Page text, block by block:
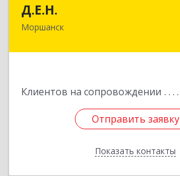
Д.Е.Н.
Моршанск
Клиентов на сопровождении
Отправить заявку
Показать контакты
Отправить заявку
Назад